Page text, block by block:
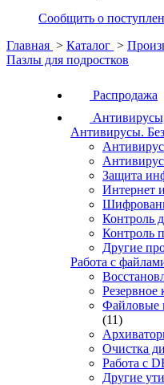
Сообщить о
Главная > Каталог >
Пазлы для подростков
Распродажа
Антивирусы.
Защита
Интернет
Контроль
Контроль
Другие
Работа с
Резервное
Файловые
(11)
Очистка
Работа с
Другие